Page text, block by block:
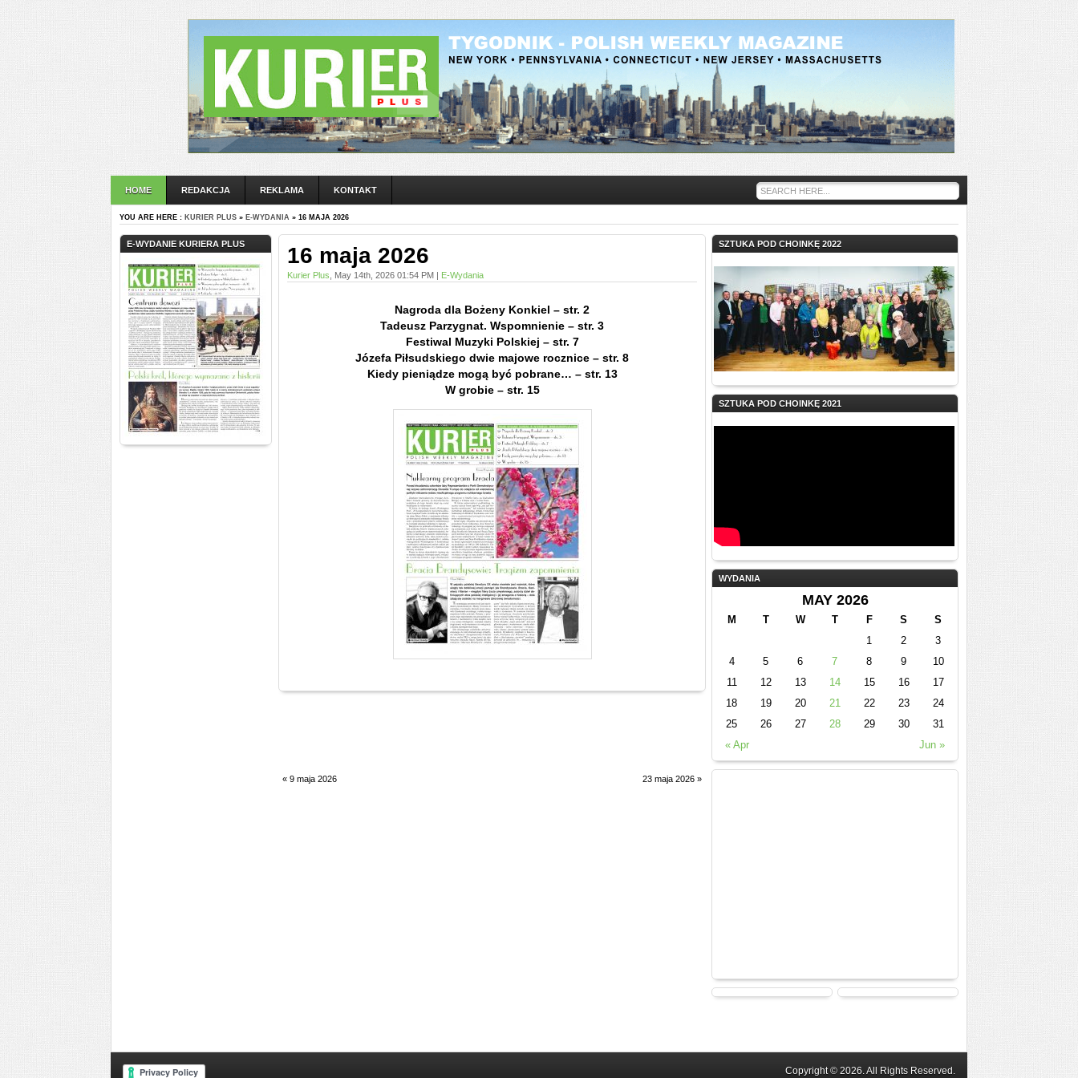
HOME REDAKCJA REKLAMA KONTAKT
YOU ARE HERE : KURIER PLUS » E-WYDANIA » 16 MAJA 2026
E-WYDANIE KURIERA PLUS 16 maja 2026
Kurier Plus , May 14th, 2026 01:54 PM | E-Wydania
Nagroda dla Bożeny Konkiel – str. 2
Tadeusz Parzygnat. Wspomnienie – str. 3
Festiwal Muzyki Polskiej – str. 7
Józefa Piłsudskiego dwie majowe rocznice – str. 8
Kiedy pieniądze mogą być pobrane… – str. 13
W grobie – str. 15
«9 maja 2026 23 maja 2026»
SZTUKA POD CHOINKĘ 2022
SZTUKA POD CHOINKĘ 2021
WYDANIA
MAY 2026
M T W T F S S
« Apr Jun »
1 2
3
4
5 6 7 8 9
10
11
12 13 14 15 16
17
18
19 20 21 22 23
24
25
26 27 28 29 30 31
Copyright © 2026. All Rights Reserved.